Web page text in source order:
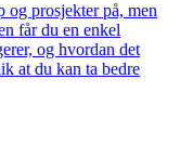
og prosjekter på, men
får du en enkel
og hvordan det
at du kan ta bedre